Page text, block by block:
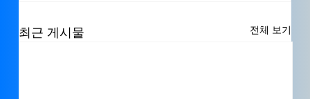
최근 게시물 전체 보기